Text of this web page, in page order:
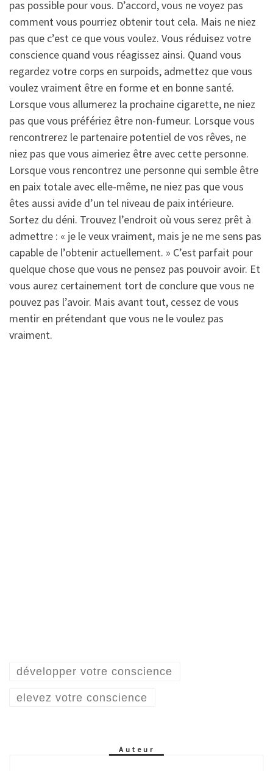
pas possible pour vous. D’accord, vous ne voyez pas
comment vous pourriez obtenir tout cela. Mais ne niez
pas que c’est ce que vous voulez. Vous réduisez votre
conscience quand vous réagissez ainsi. Quand vous
regardez votre corps en surpoids, admettez que vous
voulez vraiment être en forme et en bonne santé.
Lorsque vous allumerez la prochaine cigarette, ne niez
pas que vous préfériez être non-fumeur. Lorsque vous
rencontrerez le partenaire potentiel de vos rêves, ne
niez pas que vous aimeriez être avec cette personne.
Lorsque vous rencontrez une personne qui semble être
en paix totale avec elle-même, ne niez pas que vous
êtes aussi avide d’un tel niveau de paix intérieure.
Sortez du déni. Trouvez l’endroit où vous serez prêt à
admettre : « je le veux vraiment, mais je ne me sens pas
capable de l’obtenir actuellement. » C’est parfait pour
quelque chose que vous ne pensez pas pouvoir avoir. Et
vous aurez certainement tort de conclure que vous ne
pouvez pas l’avoir. Mais avant tout, cessez de vous
mentir en prétendant que vous ne le voulez pas
vraiment.
développer votre conscience
elevez votre conscience
Auteur